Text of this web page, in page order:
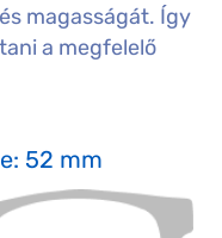
magasságát. Így
a megfelelő
52 mm